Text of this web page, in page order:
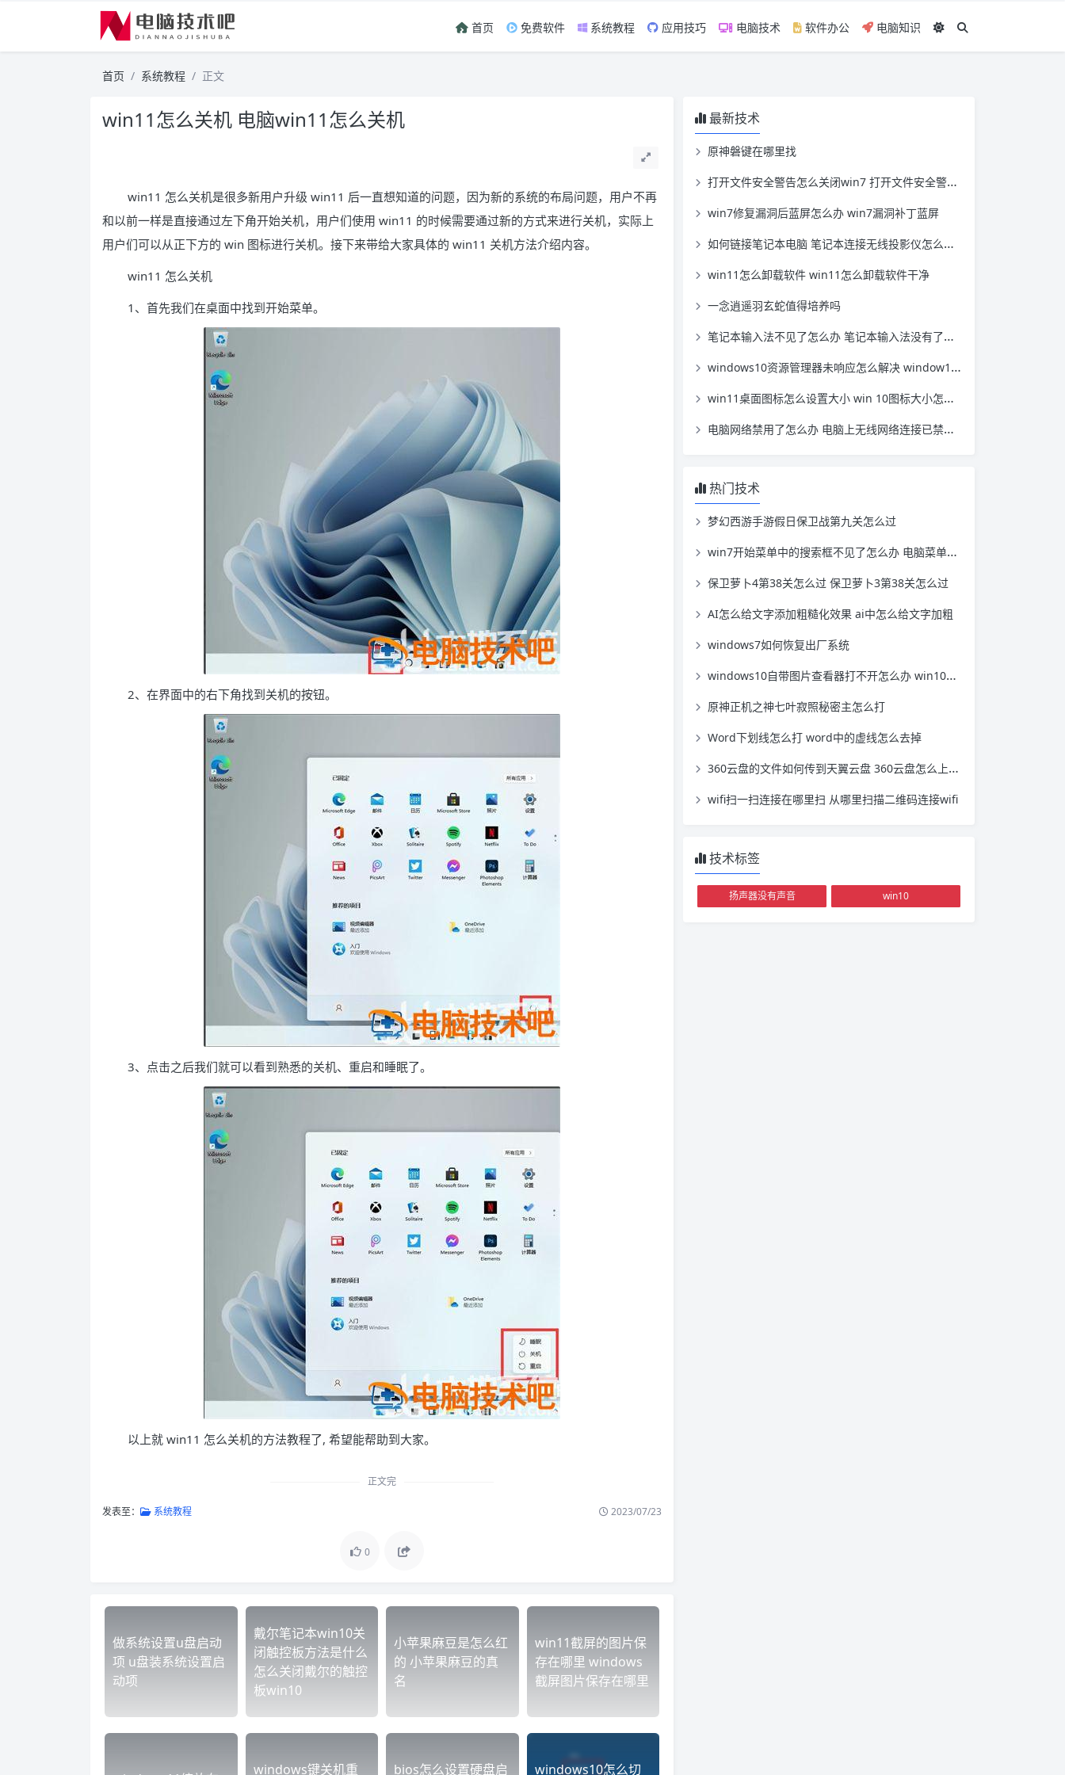
首页 免费软件 系统教程 应用技巧 电脑技术 软件办公 电脑知识
首页 系统教程 正文
win11怎么关机 电脑win11怎么关机
win11 怎么关机是很多新用户升级 win11 后一直想知道的问题，因为新的系统的布局问题，用户不再
和以前一样是直接通过左下角开始关机，用户们使用 win11 的时候需要通过新的方式来进行关机，实际上
用户们可以从正下方的 win 图标进行关机。接下来带给大家具体的 win11 关机方法介绍内容。
win11 怎么关机
1、首先我们在桌面中找到开始菜单。
2、在界面中的右下角找到关机的按钮。
3、点击之后我们就可以看到熟悉的关机、重启和睡眠了。
以上就 win11 怎么关机的方法教程了, 希望能帮助到大家。
正文完
发表至： 系统教程 2023/07/23
0
做系统设置u盘启动
项 u盘装系统设置启
动项
戴尔笔记本win10关
闭触控板方法是什么
怎么关闭戴尔的触控
板win10
小苹果麻豆是怎么红
的 小苹果麻豆的真
名
win11截屏的图片保
存在哪里 windows
截屏图片保存在哪里
windows键关机重 bios怎么设置硬盘启 windows10怎么切
最新技术
原神磐键在哪里找
打开文件安全警告怎么关闭win7 打开文件安全警告怎么关闭win11
win7修复漏洞后蓝屏怎么办 win7漏洞补丁蓝屏
如何链接笔记本电脑 笔记本连接无线投影仪怎么连接
win11怎么卸载软件 win11怎么卸载软件干净
一念逍遥羽玄蛇值得培养吗
笔记本输入法不见了怎么办 笔记本输入法没有了怎么办
windows10资源管理器未响应怎么解决 window10资源管理器无响应
win11桌面图标怎么设置大小 win 10图标大小怎么设置
电脑网络禁用了怎么办 电脑上无线网络连接已禁用怎么办
热门技术
梦幻西游手游假日保卫战第九关怎么过
win7开始菜单中的搜索框不见了怎么办 电脑菜单搜索窗口不见了
保卫萝卜4第38关怎么过 保卫萝卜3第38关怎么过
AI怎么给文字添加粗糙化效果 ai中怎么给文字加粗
windows7如何恢复出厂系统
windows10自带图片查看器打不开怎么办 win10浏览器打不开图片
原神正机之神七叶寂照秘密主怎么打
Word下划线怎么打 word中的虚线怎么去掉
360云盘的文件如何传到天翼云盘 360云盘怎么上传文件
wifi扫一扫连接在哪里扫 从哪里扫描二维码连接wifi
技术标签
扬声器没有声音 win10